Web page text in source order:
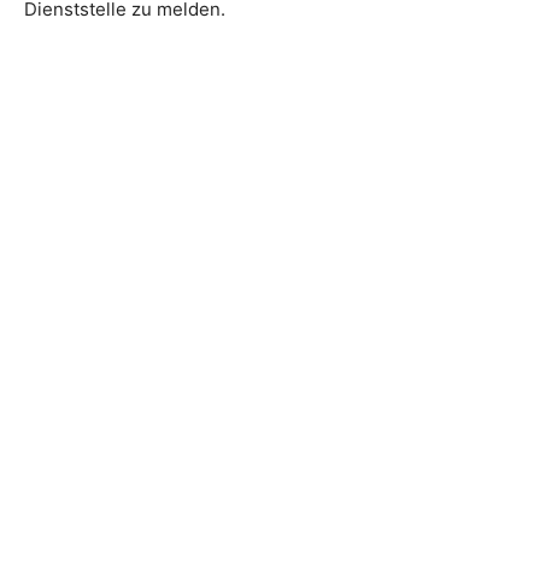
Dienststelle zu melden.